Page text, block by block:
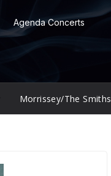
Agenda Concerts
Morrissey/The Smiths